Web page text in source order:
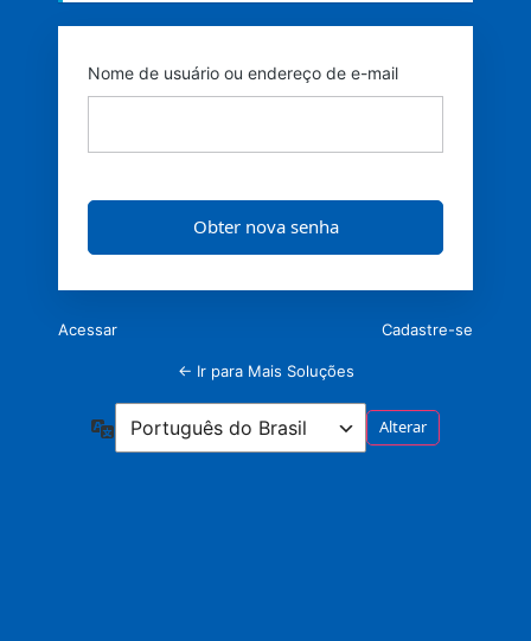
Nome de usuário ou endereço de e-mail
Acessar Cadastre-se
← Ir para Mais Soluções
Idioma